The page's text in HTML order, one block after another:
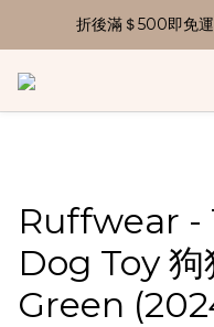
折後滿＄500即免
Ruffwear
Dog Toy
Green